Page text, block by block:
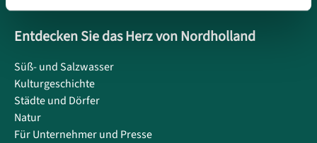
Entdecken Sie das Herz von Nordholland
Süß- und Salzwasser
Kulturgeschichte
Städte und Dörfer
Natur
Für Unternehmer und Presse